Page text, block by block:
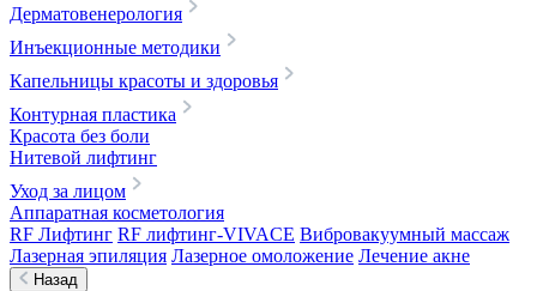
Дерматовенерология
Инъекционные методики
Капельницы красоты и здоровья
Контурная пластика
Красота без боли
Нитевой лифтинг
Уход за лицом
Аппаратная косметология
RF Лифтинг RF лифтинг-VIVACE Вибровакуумный массаж
Лазерная эпиляция Лазерное омоложение Лечение акне
Назад